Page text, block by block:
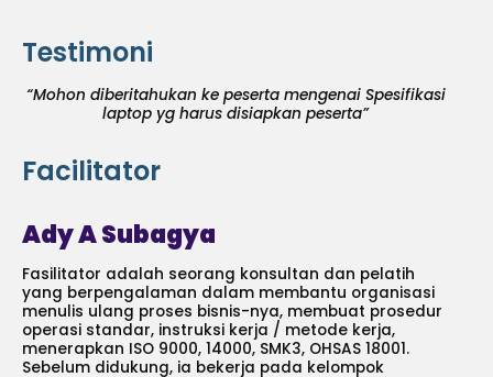
Testimoni
“Mohon diberitahukan ke peserta mengenai Spesifikasi
laptop yg harus disiapkan peserta”
Facilitator
Ady A Subagya
Fasilitator adalah seorang konsultan dan pelatih
yang berpengalaman dalam membantu organisasi
menulis ulang proses bisnis-nya, membuat prosedur
operasi standar, instruksi kerja / metode kerja,
menerapkan ISO 9000, 14000, SMK3, OHSAS 18001.
Sebelum didukung, ia bekerja pada kelompok